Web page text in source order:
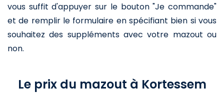
vous suffit d'appuyer sur le bouton "Je commande"
et de remplir le formulaire en spécifiant bien si vous
souhaitez des suppléments avec votre mazout ou
non.
Le prix du mazout à Kortessem